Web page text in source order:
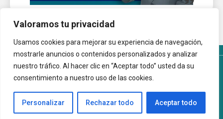
Valoramos tu privacidad
Usamos cookies para mejorar su experiencia de navegación,
mostrarle anuncios o contenidos personalizados y analizar
nuestro tráfico. Al hacer clic en “Aceptar todo” usted da su
consentimiento a nuestro uso de las cookies.
Personalizar Rechazar todo Aceptar todo
Términos y Condiciones del sitio Política de Cookies